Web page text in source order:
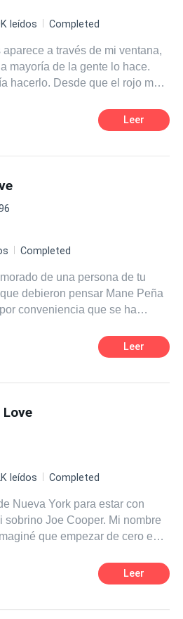
sobrevivir a este nuevo
más profundas de su
leídos Completed
a través de mi ventana,
mayoría de la gente lo hace.
que el rojo me
y el rosa a tus mejillas.Leer
Completed
de una persona de tu
debieron pensar Mane Peña
conveniencia que se ha
está roto por dentro, y David,
que significa sentir debido a su
Leer
Love
leídos Completed
Nueva York para estar con
Joe Cooper. Mi nombre
que empezar de cero en
parece un reto dificil de
este país tampoco me ayuda,
Leer